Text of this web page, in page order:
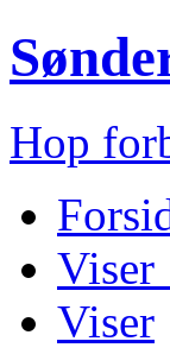
Hop
Viser